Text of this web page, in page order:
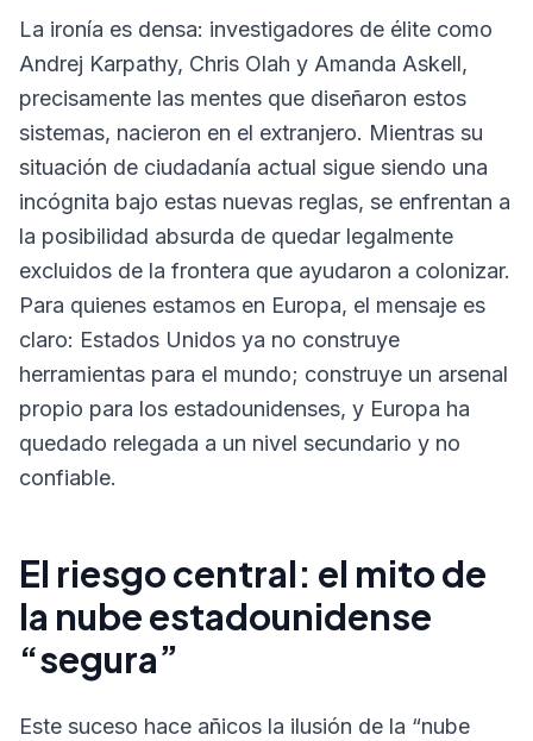
La ironía es densa: investigadores de élite como
Andrej Karpathy, Chris Olah y Amanda Askell,
precisamente las mentes que diseñaron estos
sistemas, nacieron en el extranjero. Mientras su
situación de ciudadanía actual sigue siendo una
incógnita bajo estas nuevas reglas, se enfrentan a
la posibilidad absurda de quedar legalmente
excluidos de la frontera que ayudaron a colonizar.
Para quienes estamos en Europa, el mensaje es
claro: Estados Unidos ya no construye
herramientas para el mundo; construye un arsenal
propio para los estadounidenses, y Europa ha
quedado relegada a un nivel secundario y no
confiable.
El riesgo central: el mito de
la nube estadounidense
“segura”
Este suceso hace añicos la ilusión de la “nube